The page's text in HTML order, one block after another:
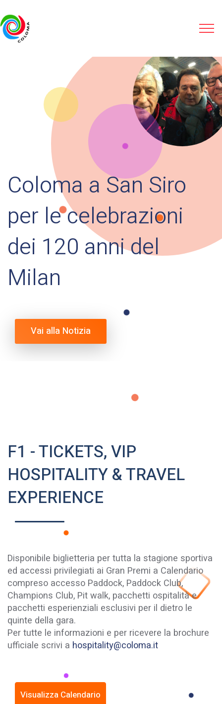
Coloma a San Siro
per le celebrazioni
dei 120 anni del
Milan
Vai alla Notizia
F1 - TICKETS, VIP
HOSPITALITY & TRAVEL
EXPERIENCE
Disponibile biglietteria per tutta la stagione sportiva
ed accessi privilegiati ai Gran Premi a Calendario
compreso accesso Paddock, Paddock Club,
Champions Club, Pit walk, pacchetti ospitalità e
pacchetti esperienziali esclusivi per il dietro le
quinte della gara.
Per tutte le informazioni e per ricevere la brochure
ufficiale scrivi a hospitality@coloma.it
Visualizza Calendario